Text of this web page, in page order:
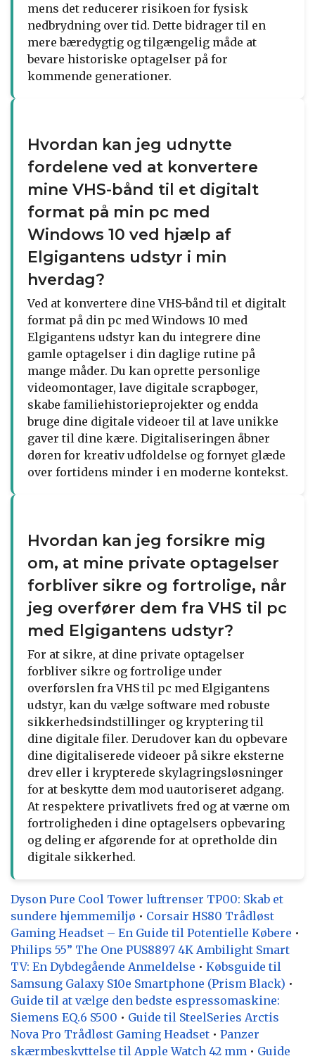
mens det reducerer risikoen for fysisk
nedbrydning over tid. Dette bidrager til en
mere bæredygtig og tilgængelig måde at
bevare historiske optagelser på for
kommende generationer.
Hvordan kan jeg udnytte
fordelene ved at konvertere
mine VHS-bånd til et digitalt
format på min pc med
Windows 10 ved hjælp af
Elgigantens udstyr i min
hverdag?
Ved at konvertere dine VHS-bånd til et digitalt
format på din pc med Windows 10 med
Elgigantens udstyr kan du integrere dine
gamle optagelser i din daglige rutine på
mange måder. Du kan oprette personlige
videomontager, lave digitale scrapbøger,
skabe familiehistorieprojekter og endda
bruge dine digitale videoer til at lave unikke
gaver til dine kære. Digitaliseringen åbner
døren for kreativ udfoldelse og fornyet glæde
over fortidens minder i en moderne kontekst.
Hvordan kan jeg forsikre mig
om, at mine private optagelser
forbliver sikre og fortrolige, når
jeg overfører dem fra VHS til pc
med Elgigantens udstyr?
For at sikre, at dine private optagelser
forbliver sikre og fortrolige under
overførslen fra VHS til pc med Elgigantens
udstyr, kan du vælge software med robuste
sikkerhedsindstillinger og kryptering til
dine digitale filer. Derudover kan du opbevare
dine digitaliserede videoer på sikre eksterne
drev eller i krypterede skylagringsløsninger
for at beskytte dem mod uautoriseret adgang.
At respektere privatlivets fred og at værne om
fortroligheden i dine optagelsers opbevaring
og deling er afgørende for at opretholde din
digitale sikkerhed.
Dyson Pure Cool Tower luftrenser TP00: Skab et
sundere hjemmemiljø • Corsair HS80 Trådløst
Gaming Headset – En Guide til Potentielle Købere •
Philips 55” The One PUS8897 4K Ambilight Smart
TV: En Dybdegående Anmeldelse • Købsguide til
Samsung Galaxy S10e Smartphone (Prism Black) •
Guide til at vælge den bedste espressomaskine:
Siemens EQ.6 S500 • Guide til SteelSeries Arctis
Nova Pro Trådløst Gaming Headset • Panzer
skærmbeskyttelse til Apple Watch 42 mm • Guide